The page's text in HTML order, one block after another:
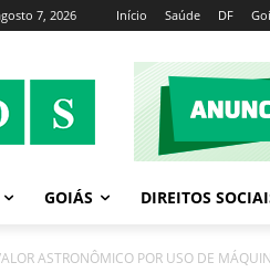
7, 2026 Início Saúde DF
GOIÁS DIREITOS
ASTRONÔMICO POR USO DE